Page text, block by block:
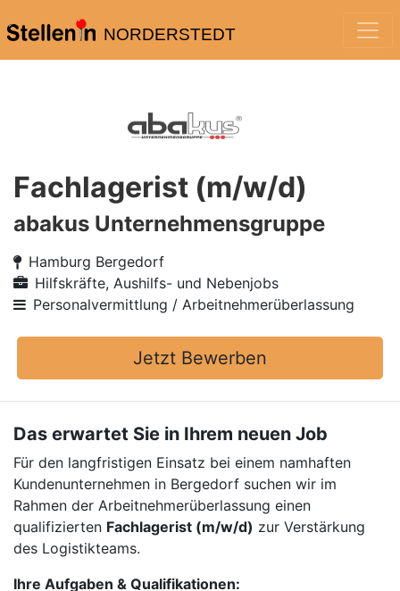
NORDERSTEDT
Fachlagerist (m/w/d)
abakus Unternehmensgruppe
Hamburg Bergedorf
Hilfskräfte, Aushilfs- und Nebenjobs
Personalvermittlung / Arbeitnehmerüberlassung
Jetzt Bewerben
Das erwartet Sie in Ihrem neuen Job
Für den langfristigen Einsatz bei einem namhaften
Kundenunternehmen in Bergedorf suchen wir im
Rahmen der Arbeitnehmerüberlassung einen
qualifizierten Fachlagerist (m/w/d) zur Verstärkung
des Logistikteams.
Ihre Aufgaben & Qualifikationen: